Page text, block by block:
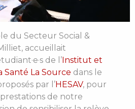
du Secteur Social &
accueillait
de l’ Institut et
Santé La Source dans le
par l’HESAV, pour
de notre